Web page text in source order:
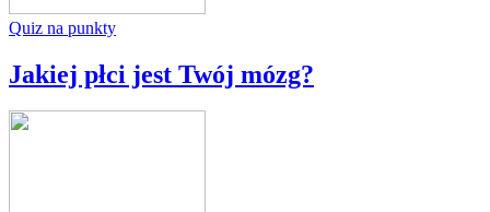
Quiz na punkty
Jakiej płci jest Twój mózg?